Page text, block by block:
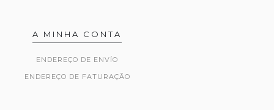
A MINHA CONTA
ENDEREÇO DE ENVÍO
ENDEREÇO DE FATURAÇÃO